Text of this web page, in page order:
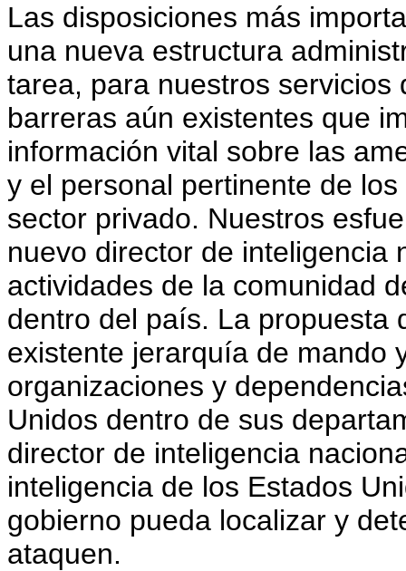
Las disposiciones más
una nueva estructura
tarea, para nuestros
barreras aún existentes que
información vital sobre las
y el personal pertinente de
sector privado. Nuestros
nuevo director de inteligencia
actividades de la comunidad
dentro del país. La propuesta
existente jerarquía de mando
organizaciones y
Unidos dentro de sus
director de inteligencia
inteligencia de los Estados
gobierno pueda localizar y
ataquen.